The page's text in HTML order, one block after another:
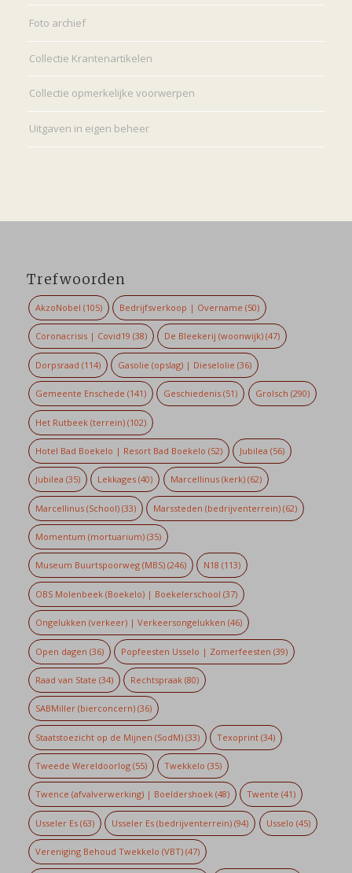
Foto archief
Collectie Krantenartikelen
Collectie opmerkelijke voorwerpen
Uitgaven in eigen beheer
Trefwoorden
AkzoNobel (105) Bedrijfsverkoop | Overname (50)
Coronacrisis | Covid19 (38) De Bleekerij (woonwijk) (47)
Dorpsraad (114) Gasolie (opslag) | Dieselolie (36)
Gemeente Enschede (141) Geschiedenis (51) Grolsch (290)
Het Rutbeek (terrein)(102)
Hotel Bad Boekelo | Resort Bad Boekelo (52) Jubilea (56)
Jubilea (35) Lekkages (40) Marcellinus (kerk)(62)
Marcellinus (School)(33) Marssteden (bedrijventerrein) (62)
Momentum (mortuarium)(35)
Museum Buurtspoorweg (MBS)(246) N18 (113)
OBS Molenbeek (Boekelo) | Boekelerschool (37)
Ongelukken (verkeer) | Verkeersongelukken (46)
Open dagen (36) Popfeesten Usselo | Zomerfeesten (39)
Raad van State (34) Rechtspraak (80)
SABMiller (bierconcern)(36)
Staatstoezicht op de Mijnen (SodM)(33) Texoprint (34)
Tweede Wereldoorlog(55) Twekkelo (35)
Twence (afvalverwerking) | Boeldershoek(48) Twente (41)
Usseler Es(63) Usseler Es (bedrijventerrein) (94) Usselo (45)
Vereniging Behoud Twekkelo (VBT)(47)